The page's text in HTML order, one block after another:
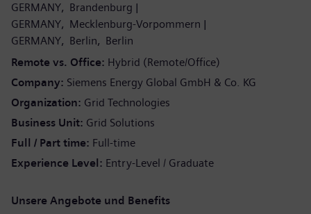
GERMANY
Brandenburg
GERMANY
Mecklenburg-Vorpommern
GERMANY
Berlin
Berlin
Remote vs. Office Hybrid (Remote/Office)
Company Siemens Energy Global GmbH & Co. KG
Organization Grid Technologies
Business Unit Grid Solutions
Full / Part time Full-time
Experience Level Entry-Level / Graduate
Unsere Angebote und Benefits